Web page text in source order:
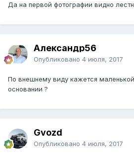
Да на первой фотографии видно
Александр56
Опубликовано 4 июля, 2017
По внешнему виду кажется
основании ?
Gvozd
Опубликовано 4 июля, 2017